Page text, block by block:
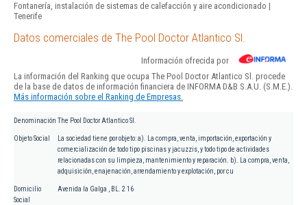
Fontanería, instalación de sistemas de calefacción y aire acondicionado |
Tenerife
Datos comerciales de The Pool Doctor Atlantico Sl.
Información ofrecida por
La información del Ranking que ocupa The Pool Doctor Atlantico Sl. procede
de la base de datos de información financiera de INFORMA D&B S.A.U. (S.M.E.).
Más información sobre el Ranking de Empresas.
Denominación The Pool Doctor Atlantico Sl.
Objeto Social
La sociedad tiene por objeto: a). La compra, venta, importación, exportación y
comercialización de todo tipo piscinas y jacuzzis, y todo tipo de actividades
relacionadas con su limpieza, mantenimiento y reparación. b). La compra, venta,
adquisición, enajenación, arrendamiento y explotación, por cu
Domicilio
Social
Avenida la Galga , BL. 2 16